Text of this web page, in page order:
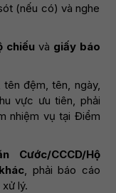
(nếu có) và nghe
chiếu và giấy báo
tên đệm, tên, ngày,
vực ưu tiên, phải
nhiệm vụ tại Điểm
CCCD/Hộ
, phải báo cáo
lý.